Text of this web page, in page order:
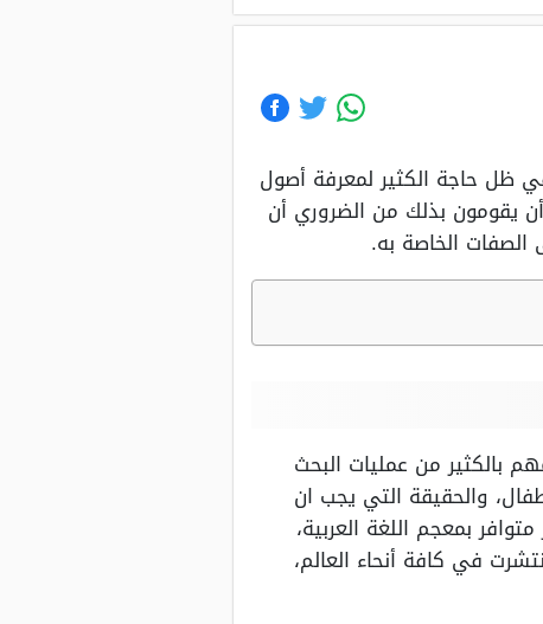
ظل حاجة الكثير لمعرفة أصول
يقومون بذلك من الضروري أن
الصفات الخاصة به.
بالكثير من عمليات البحث
والحقيقة التي يجب ان
بمعجم اللغة العربية،
في كافة أنحاء العالم،